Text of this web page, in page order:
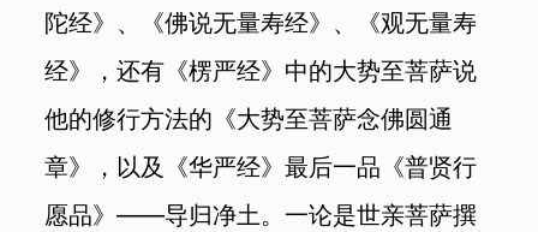
陀经》、《佛说无量寿经》、《观无量寿
经》，还有《楞严经》中的大势至菩萨说
他的修行方法的《大势至菩萨念佛圆通
章》，以及《华严经》最后一品《普贤行
愿品》——导归净土。一论是世亲菩萨撰